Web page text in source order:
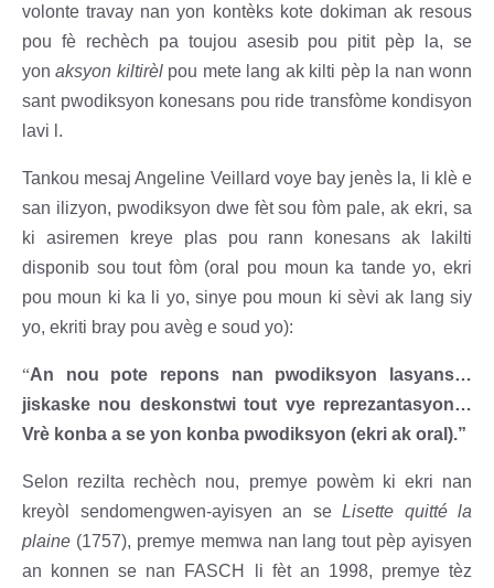
volonte travay nan yon kontèks kote dokiman ak resous
pou fè rechèch pa toujou asesib pou pitit pèp la, se
yonaksyon kiltirèlpou mete lang ak kilti pèp la nan wonn
sant pwodiksyon konesans pou ride transfòme kondisyon
lavi l.
Tankou mesaj Angeline Veillard voye bay jenès la, li klè e
san ilizyon, pwodiksyon dwe fèt sou fòm pale, ak ekri, sa
ki asiremen kreye plas pou rann konesans ak lakilti
disponib sou tout fòm (oral pou moun ka tande yo, ekri
pou moun ki ka li yo, sinye pou moun ki sèvi ak lang siy
yo, ekriti bray pou avèg e soud yo):
“An nou pote repons nan pwodiksyon lasyans…
jiskaske nou deskonstwi tout vye reprezantasyon…
Vrè konba a se yon konba pwodiksyon (ekri ak oral).”
Selon rezilta rechèch nou, premye powèm ki ekri nan
kreyòl sendomengwen-ayisyen an se Lisette quitté la
plaine (1757), premye memwa nan lang tout pèp ayisyen
an konnen se nan FASCH li fèt an 1998, premye tèz